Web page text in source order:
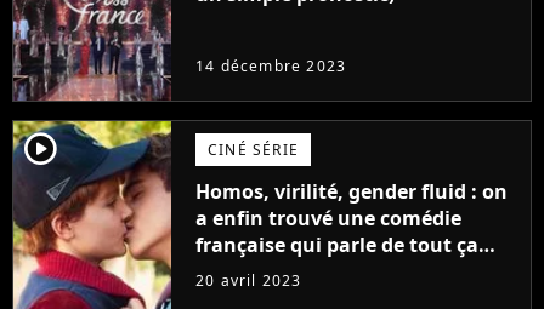
14 décembre 2023
player2 CINÉ SÉRIE
Homos, virilité, gender fluid : on
a enfin trouvé une comédie
française qui parle de tout ça
sans être super ringarde
20 avril 2023